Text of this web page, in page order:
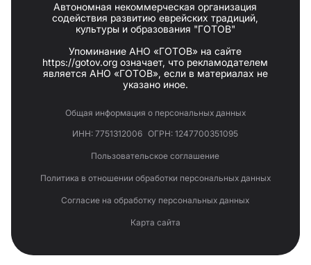
Автономная некоммерческая организация
содействия развитию еврейских традиций,
культуры и образования "ГОТОВ"
Упоминание АНО «ГОТОВ» на сайте
https://gotov.org означает, что рекламодателем
является АНО «ГОТОВ», если в материалах не
указано иное.
Общая информация о персональных данных
ИНН: 7751312006 ОГРН: 1247700351095
Пользовательское соглашение
Политика в отношении обработки персональных данных
Согласие на обработку персональных данных
Карта сайта